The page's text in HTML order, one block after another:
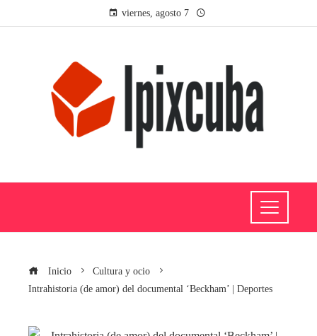
viernes, agosto 7
Inicio
Cultura y ocio
Intrahistoria (de amor) del documental ‘Beckham’ | Deportes